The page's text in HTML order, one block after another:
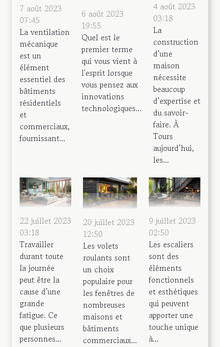
7 août 2023
07:45
La ventilation
mécanique
est un
élément
essentiel des
bâtiments
résidentiels
et
commerciaux,
fournissant...
6 août 2023
19:55
Quel est le
premier terme
qui vous vient à
l'esprit lorsque
vous pensez aux
innovations
technologiques...
4 août 2023
03:18
La
construction
d’une
maison
nécessite
beaucoup
d’expertise et
du savoir-
faire. À
Tours
aujourd’hui,
les...
22 juillet 2023
03:18
Travailler
durant toute
la journée
peut être la
cause d’une
grande
fatigue. Ce
que plusieurs
personnes...
20 juillet 2023
12:50
Les volets
roulants sont
un choix
populaire pour
les fenêtres de
nombreuses
maisons et
bâtiments
commerciaux...
9 juillet 2023
02:50
Les escaliers
sont des
éléments
fonctionnels
et esthétiques
qui peuvent
apporter une
touche unique
à...